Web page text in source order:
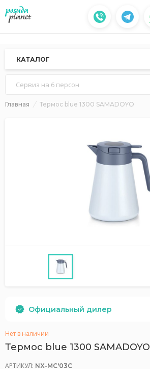
КАТАЛОГ
Сервиз на 6 персон
Главная Термос blue 1300 SAMADOYO
Официальный дилер
Нет в наличии
Термос blue 1300 SAMADOYO
АРТИКУЛ: NX-MC'03C